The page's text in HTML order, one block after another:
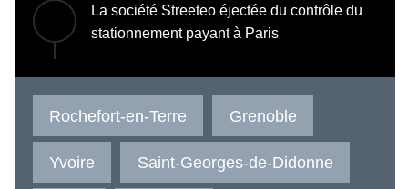
La société Streeteo éjectée du contrôle du
stationnement payant à Paris
Rochefort-en-Terre Grenoble
Yvoire Saint-Georges-de-Didonne